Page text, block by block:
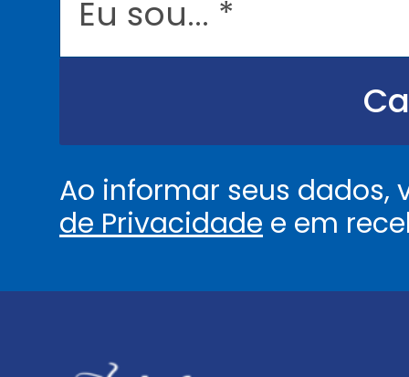
.
Ao informar seus
de Privacidade e em